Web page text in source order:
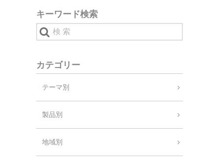
キーワード検索
カテゴリー
テーマ別
製品別
地域別